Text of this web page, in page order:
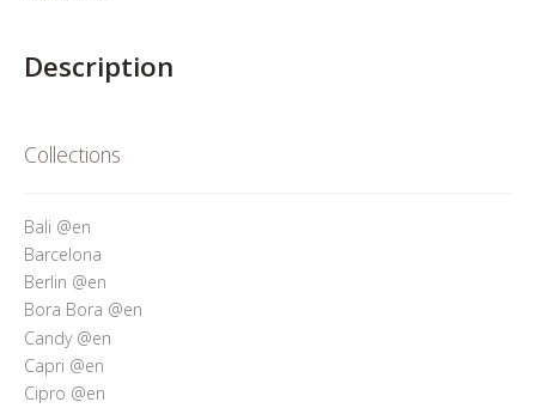
Description
Collections
Bali @en
Barcelona
Berlin @en
Bora Bora @en
Candy @en
Capri @en
Cipro @en